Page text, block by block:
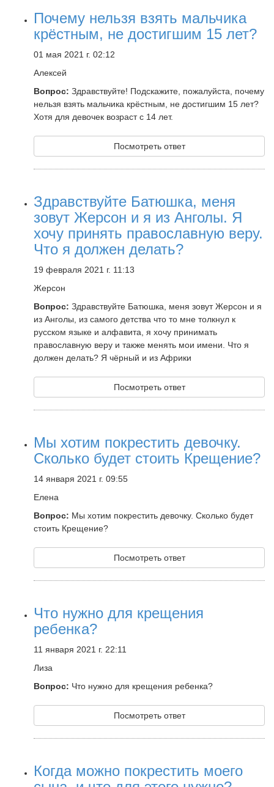
Почему нельзя взять мальчика
крёстным, не достигшим 15 лет?
01 мая 2021 г. 02:12
Алексей
Вопрос: Здравствуйте! Подскажите, пожалуйста, почему
нельзя взять мальчика крёстным, не достигшим 15 лет?
Хотя для девочек возраст с 14 лет.
Посмотреть ответ
Здравствуйте Батюшка, меня
зовут Жерсон и я из Анголы. Я
хочу принять православную веру.
Что я должен делать?
19 февраля 2021 г. 11:13
Жерсон
Вопрос: Здравствуйте Батюшка, меня зовут Жерсон и я
из Анголы, из самого детства что то мне толкнул к
русском языке и алфавита, я хочу принимать
православную веру и также менять мои имени. Что я
должен делать? Я чёрный и из Африки
Посмотреть ответ
Мы хотим покрестить девочку.
Сколько будет стоить Крещение?
14 января 2021 г. 09:55
Елена
Вопрос: Мы хотим покрестить девочку. Сколько будет
стоить Крещение?
Посмотреть ответ
Что нужно для крещения
ребенка?
11 января 2021 г. 22:11
Лиза
Вопрос: Что нужно для крещения ребенка?
Посмотреть ответ
Когда можно покрестить моего